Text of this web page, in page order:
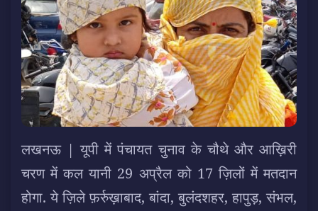
लखनऊ | यूपी में पंचायत चुनाव के चौथे और आख़िरी
चरण में कल यानी 29 अप्रैल को 17 ज़िलों में मतदान
होगा. ये ज़िले फ़र्रुख़ाबाद, बांदा, बुलंदशहर, हापुड़, संभल,